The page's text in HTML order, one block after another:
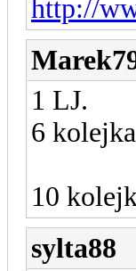
http://
1 LJ.
6
10
sylta88